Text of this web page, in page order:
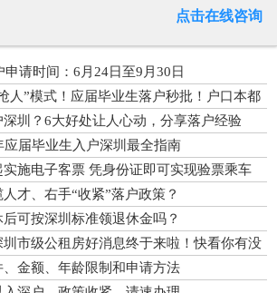
点击在线咨询
申请时间：6月24日至9月30日
人”模式！应届毕业生落户秒批！户口本都
圳？6大好处让人心动，分享落户经验
届毕业生入户深圳最全指南
施电子客票 凭身份证即可实现验票乘车
才、右手“收紧”落户政策？
可按深圳标准领退休金吗？
市级公租房好消息终于来啦！快看你有没
金额、年龄限制和申请方法